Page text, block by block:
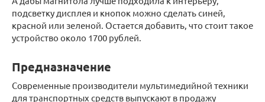
подсветку дисплея и кнопок можно сделать синей,
красной или зеленой. Остается добавить, что стоит такое
устройство около 1700 рублей.
Предназначение
Современные производители мультимедийной техники
для транспортных средств выпускают в продажу